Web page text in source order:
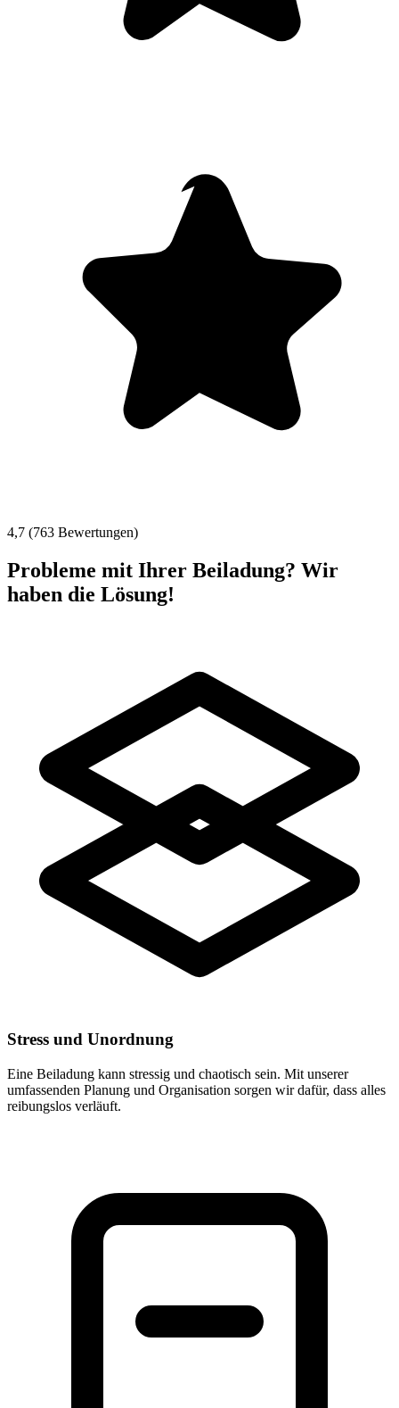
4,7 (763 Bewertungen)
Probleme mit Ihrer Beiladung? Wir
haben die Lösung!
Stress und Unordnung
Eine Beiladung kann stressig und chaotisch sein. Mit unserer
umfassenden Planung und Organisation sorgen wir dafür, dass alles
reibungslos verläuft.